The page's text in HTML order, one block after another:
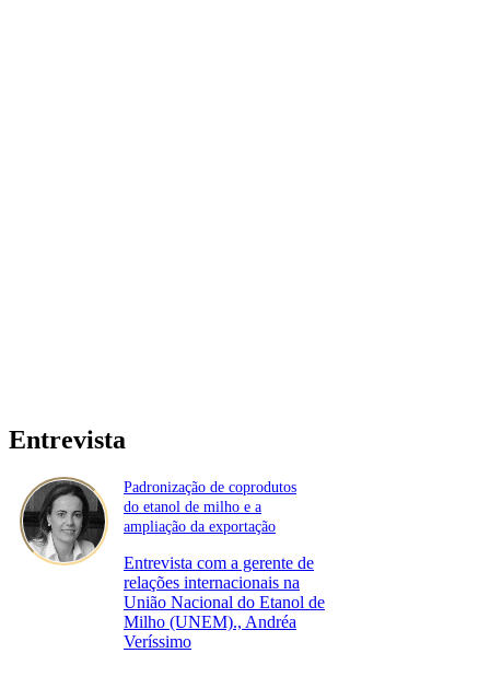
Entrevista
Padronização de coprodutos
do etanol de milho e a
ampliação da exportação
Entrevista com a gerente de
relações internacionais na
União Nacional do Etanol de
Milho (UNEM)., Andréa
Veríssimo